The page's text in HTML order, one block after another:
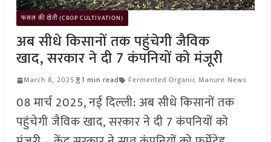
फसल की खेती (CROP CULTIVATION)
अब सीधे किसानों तक पहुंचेगी जैविक
खाद, सरकार ने दी 7 कंपनियों को मंजूरी
March 8, 2025 1 min read Fermented Organic Manure News
08 मार्च 2025, नई दिल्ली: अब सीधे किसानों तक
पहुंचेगी जैविक खाद, सरकार ने दी 7 कंपनियों को